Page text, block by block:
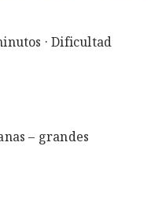
· Dificultad
– grandes